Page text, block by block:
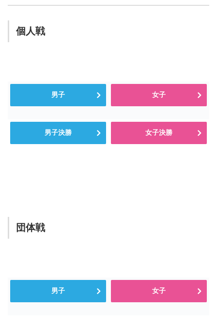
個人戦
男子 女子
男子決勝 女子決勝
団体戦
男子 女子